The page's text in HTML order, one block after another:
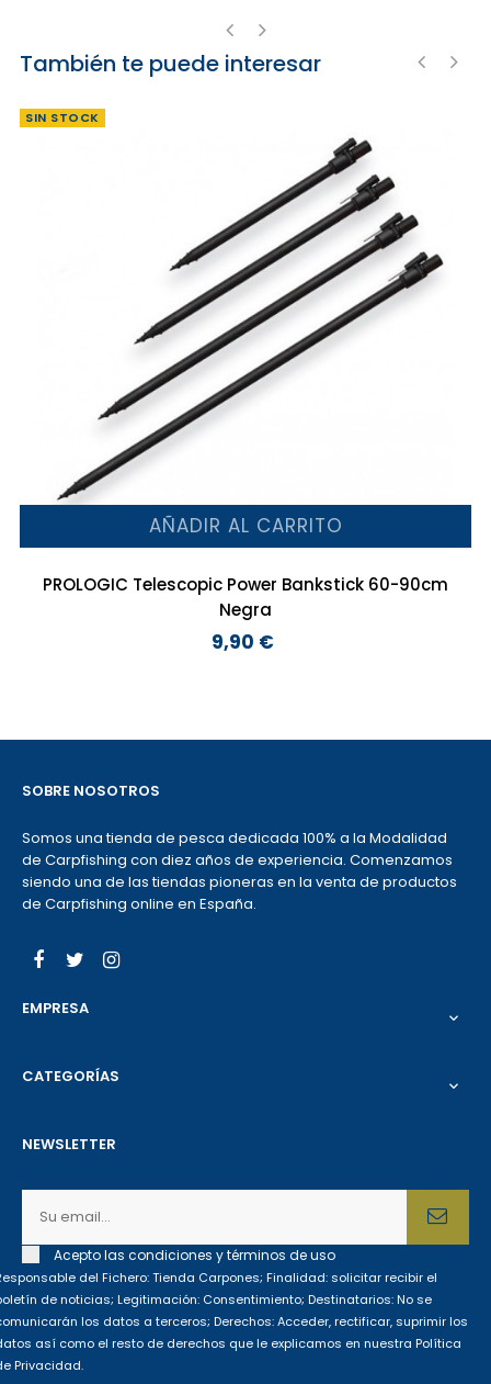
‹ ›
También te puede interesar
SIN STOCK
AÑADIR AL CARRITO
PROLOGIC Telescopic Power Bankstick 60-90cm
Negra
Precio
9,90 €
SOBRE NOSOTROS
Somos una tienda de pesca dedicada 100% a la Modalidad
de Carpfishing con diez años de experiencia. Comenzamos
siendo una de las tiendas pioneras en la venta de productos
de Carpfishing online en España.
Facebook
Twitter
EMPRESA 
CATEGORÍAS 
NEWSLETTER
Acepto las condiciones y términos de uso
del Fichero: Tienda Carpones; Finalidad: solicitar recibir el
de noticias; Legitimación: Consentimiento; Destinatarios: No se
los datos a terceros; Derechos: Acceder, rectificar, suprimir los
así como el resto de derechos que le explicamos en nuestra Política
Privacidad.